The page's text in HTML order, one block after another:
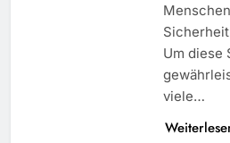
Um diese
viele…